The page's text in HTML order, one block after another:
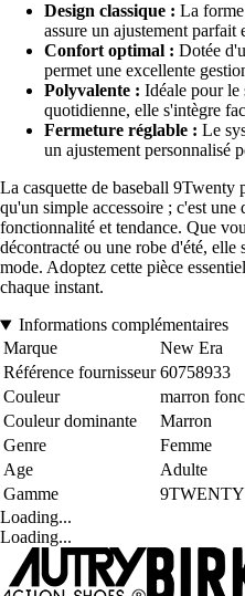
Design classique : La
assure un ajustement parfait
Confort optimal : Dotée
permet une excellente
Polyvalente : Idéale pour le
quotidienne, elle s'intègre
Fermeture réglable : Le
un ajustement personnalisé
La casquette de baseball
qu'un simple accessoire ; c'est
fonctionnalité et tendance. Que
décontracté ou une robe d'été, elle
mode. Adoptez cette pièce
chaque instant.
Informations complémentaires
Marque
New Era
Référence fournisseur 60758933
Couleur
marron
Couleur dominante
Marron
Genre
Femme
Age
Adulte
Gamme
9TWENTY
Loading...
Loading...